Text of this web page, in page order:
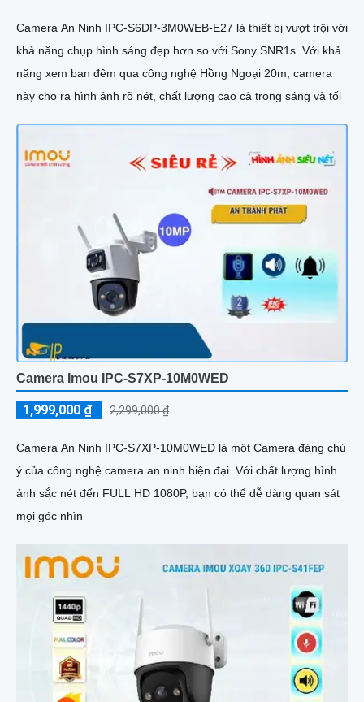
Camera An Ninh IPC-S6DP-3M0WEB-E27 là thiết bị vượt trội với
khả năng chụp hình sáng đẹp hơn so với Sony SNR1s. Với khả
năng xem ban đêm qua công nghệ Hồng Ngoại 20m, camera
này cho ra hình ảnh rõ nét, chất lượng cao cả trong sáng và tối
Camera Imou IPC-S7XP-10M0WED
1,999,000 ₫ 2,299,000 ₫
Camera An Ninh IPC-S7XP-10M0WED là một Camera đáng chú
ý của công nghệ camera an ninh hiện đại. Với chất lượng hình
ảnh sắc nét đến FULL HD 1080P, bạn có thể dễ dàng quan sát
mọi góc nhìn